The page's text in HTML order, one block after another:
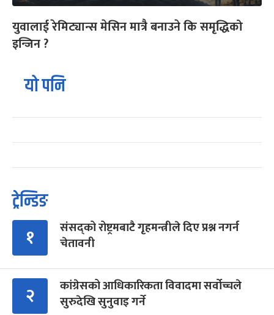
युवालाई रेमिट्यान्स मेसिन मात्रै बनाउने कि समृद्धिको
इन्जिन ?
यो पनि
ट्रेन्डिङ
१
संसद्को रोष्ट्रमबाटै गृहमन्त्रीले दिए प्रश्न नगर्न
चेतावनी
२
कांग्रेसको आधिकारिकता विवादमा सर्वोच्चले
सुरुदेखि सुनुवाइ गर्ने